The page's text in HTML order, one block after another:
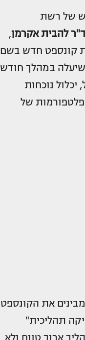
של רשת
להבית אקרמן,
קונספט חדש בשם
במהלך חודש
אלף שקל, יכלול נוכחות
של
את הקונספט
תהליכית"
ארוך טווח ולא